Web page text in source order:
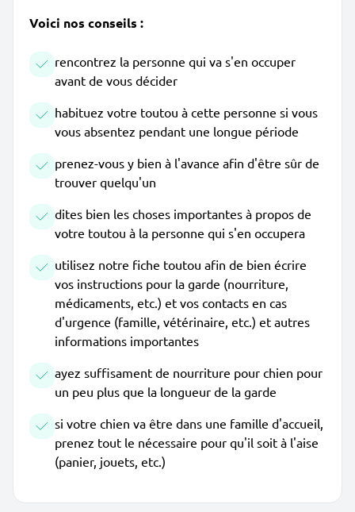
Voici nos conseils :
rencontrez la personne qui va s'en occuper
avant de vous décider
habituez votre toutou à cette personne si vous
vous absentez pendant une longue période
prenez-vous y bien à l'avance afin d'être sûr de
trouver quelqu'un
dites bien les choses importantes à propos de
votre toutou à la personne qui s'en occupera
utilisez notre fiche toutou afin de bien écrire
vos instructions pour la garde (nourriture,
médicaments, etc.) et vos contacts en cas
d'urgence (famille, vétérinaire, etc.) et autres
informations importantes
ayez suffisament de nourriture pour chien pour
un peu plus que la longueur de la garde
si votre chien va être dans une famille d'accueil,
prenez tout le nécessaire pour qu'il soit à l'aise
(panier, jouets, etc.)